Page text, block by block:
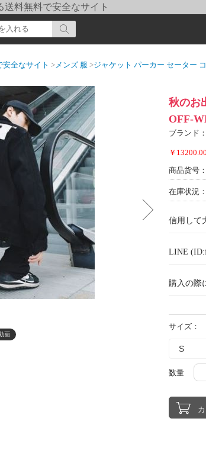
料無料で安全なサイト
全なサイト >メンズ 服 >ジャケット パーカー セーター
画
秋のお
OFF-
ブランド：
￥13200.00
商品货号
在庫状況
信用して
LINE
購入の際
サイズ：
数量